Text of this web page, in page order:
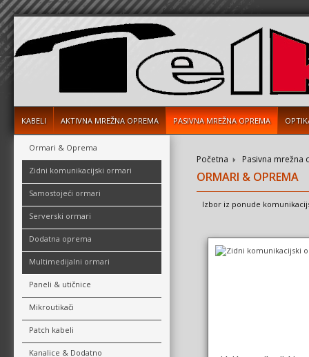
KABELI AKTIVNA MREŽNA OPREMA PASIVNA MREŽNA OPREMA
Ormari & Oprema
Zidni komunikacijski ormari
Samostojeći ormari
Serverski ormari
Dodatna oprema
Multimedijalni ormari
Paneli & utičnice
Mikroutikači
Patch kabeli
Kanalice & Dodatno
Početna Pasivna mrežna
ORMARI & OPREMA
Izbor iz ponude